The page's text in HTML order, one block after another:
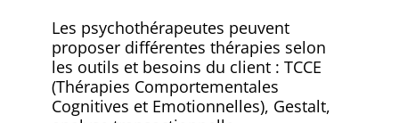
Les psychothérapeutes peuvent
proposer différentes thérapies selon
les outils et besoins du client : TCCE
(Thérapies Comportementales
Cognitives et Emotionnelles), Gestalt,